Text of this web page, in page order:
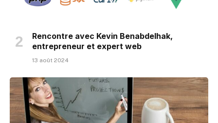
Rencontre avec Kevin Benabdelhak,
entrepreneur et expert web
13 août 2024